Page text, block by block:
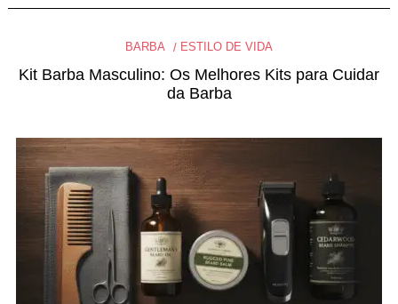
BARBA ESTILO DE VIDA
Kit Barba Masculino: Os Melhores Kits para Cuidar
da Barba